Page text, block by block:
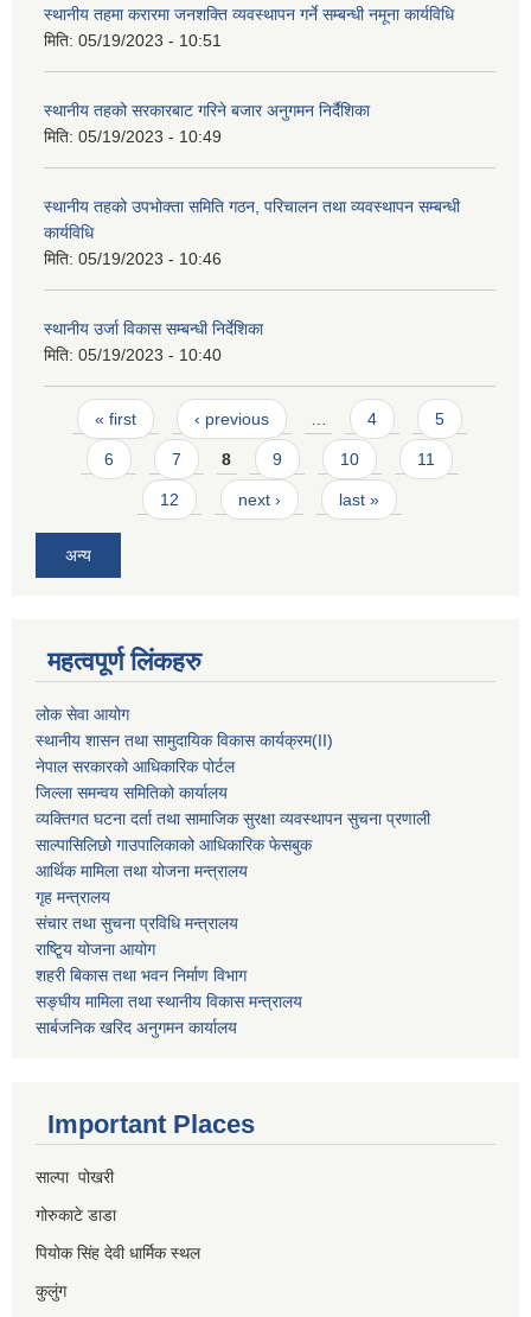
स्थानीय तहमा करारमा जनशक्ति व्यवस्थापन गर्ने सम्बन्धी नमूना कार्यविधि
मिति: 05/19/2023 - 10:51
स्थानीय तहको सरकारबाट गरिने बजार अनुगमन निर्दैशिका
मिति: 05/19/2023 - 10:49
स्थानीय तहको उपभोक्ता समिति गठन, परिचालन तथा व्यवस्थापन सम्बन्धी
कार्यविधि
मिति: 05/19/2023 - 10:46
स्थानीय उर्जा विकास सम्बन्धी निर्देशिका
मिति: 05/19/2023 - 10:40
Pages
« first ‹ previous … 4 5
6 7 8 9 10 11
12 next › last »
अन्य
महत्वपूर्ण लिंकहरु
लोक सेवा आयोग
स्थानीय शासन तथा सामुदायिक विकास कार्यक्रम(II)
नेपाल सरकारको आधिकारिक पोर्टल
जिल्ला समन्वय समितिको कार्यालय
व्यक्तिगत घटना दर्ता तथा सामाजिक सुरक्षा व्यवस्थापन सुचना प्रणाली
साल्पासिलिछो गाउपालिकाको आधिकारिक फेसबुक
आर्थिक मामिला तथा योजना मन्त्रालय
गृह मन्त्रालय
संचार तथा सुचना प्रविधि मन्त्रालय
राष्टि्ृय योजना आयोग
शहरी बिकास तथा भवन निर्माण विभाग
सङ्घीय मामिला तथा स्थानीय विकास मन्त्रालय
सार्बजनिक खरिद अनुगमन कार्यालय
Important Places
साल्पा पोखरी
गोरुकाटे डाडा
पियोक सिंह देवी धार्मिक स्थल
कुलुंग